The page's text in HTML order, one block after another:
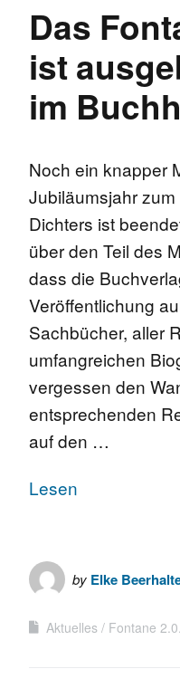
Das
ist
im
Noch ein knapper
Jubiläumsjahr
Dichters ist
über den Teil des
dass die
Veröffentlichung
Sachbücher, aller
umfangreichen
vergessen den
entsprechenden
auf den …
Lesen
by Elke
Aktuelles Fontane